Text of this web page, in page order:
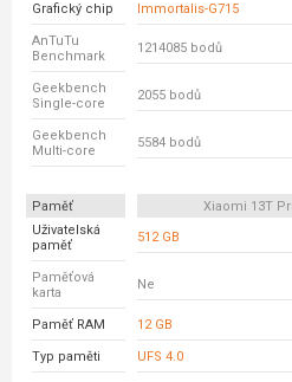
Grafický chip Immortalis-G715
AnTuTu
Benchmark
1214085 bodů
Geekbench
Single-core
2055 bodů
Geekbench
Multi-core
5584 bodů
Paměť Xiaomi 13T
Uživatelská
paměť
512 GB
Paměťová
karta
Ne
Paměť RAM 12 GB
Typ paměti UFS 4.0